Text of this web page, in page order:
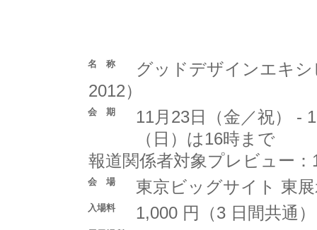
名 称
グッドデザインエキ
2012）
会 期
11月23日（金／祝）
（日）は16時まで
報道関係者対象プレビュー
会 場 東京ビッグサイト 東
入場料 1,000 円（3 日間共通